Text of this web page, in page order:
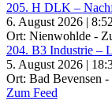
205. H DLK –
6. August 2026 | 8:52
Ort: Nienwohlde -
204. B3 Industrie –
5. August 2026 |
Ort: Bad Bevensen
Zum Feed